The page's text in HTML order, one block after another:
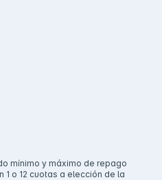
mínimo y máximo de repago
1 o 12 cuotas a elección de la